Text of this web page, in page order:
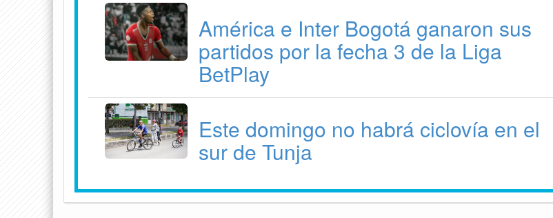
América e Inter Bogotá ganaron sus
partidos por la fecha 3 de la Liga
BetPlay
Este domingo no habrá ciclovía en el
sur de Tunja